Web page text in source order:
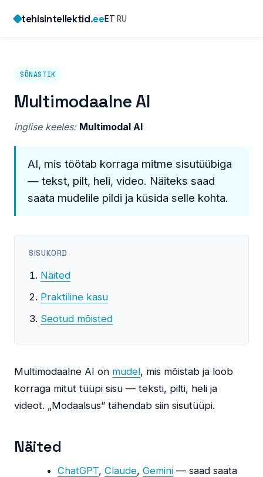
content
tehisintellektid.eeET·RU
SÕNASTIK
Multimodaalne AI
inglise keeles: Multimodal AI
AI, mis töötab korraga mitme sisutüübiga
— tekst, pilt, heli, video. Näiteks saad
saata mudelile pildi ja küsida selle kohta.
SISUKORD
Näited
Praktiline kasu
Seotud mõisted
Multimodaalne AI on mudel, mis mõistab ja loob
korraga mitut tüüpi sisu — teksti, pilti, heli ja
videot. „Modaalsus” tähendab siin sisutüüpi.
Näited
ChatGPT,Claude,Gemini — saad saata